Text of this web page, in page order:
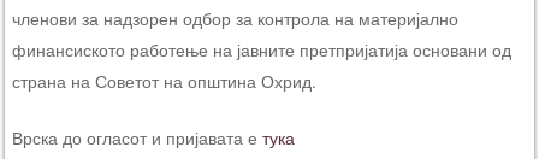
членови за надзорен одбор за контрола на материјално
финансиското работење на јавните претпријатија основани од
страна на Советот на општина Охрид.
Врска до огласот и пријавата етука